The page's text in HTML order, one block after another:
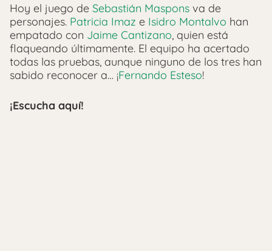
Hoy el juego de Sebastián Maspons va de
personajes. Patricia Imaz e Isidro Montalvo han
empatado con Jaime Cantizano, quien está
flaqueando últimamente. El equipo ha acertado
todas las pruebas, aunque ninguno de los tres han
sabido reconocer a… ¡Fernando Esteso!
¡Escucha aquí!